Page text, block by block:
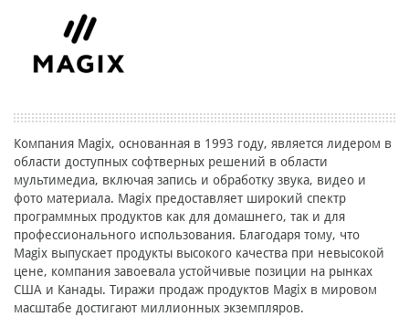
Компания Magix, основанная в 1993 году, является лидером в
области доступных софтверных решений в области
мультимедиа, включая запись и обработку звука, видео и
фото материала. Magix предоставляет широкий спектр
программных продуктов как для домашнего, так и для
профессионального использования. Благодаря тому, что
Magix выпускает продукты высокого качества при невысокой
цене, компания завоевала устойчивые позиции на рынках
США и Канады. Тиражи продаж продуктов Magix в мировом
масштабе достигают миллионных экземпляров.